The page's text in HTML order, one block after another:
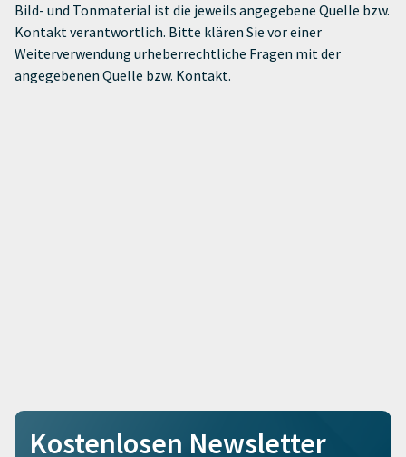
Bild- und Tonmaterial ist die jeweils angegebene Quelle bzw.
Kontakt verantwortlich. Bitte klären Sie vor einer
Weiterverwendung urheberrechtliche Fragen mit der
angegebenen Quelle bzw. Kontakt.
Kostenlosen Newsletter